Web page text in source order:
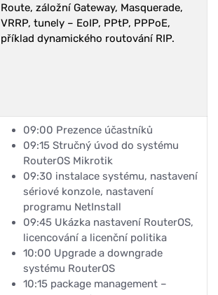
Route, záložní Gateway, Masquerade,
VRRP, tunely – EoIP, PPtP, PPPoE,
příklad dynamického routování RIP.
09:00 Prezence účastníků
09:15 Stručný úvod do systému
RouterOS Mikrotik
09:30 instalace systému, nastavení
sériové konzole, nastavení
programu NetInstall
09:45 Ukázka nastavení RouterOS,
licencování a licenční politika
10:00 Upgrade a downgrade
systému RouterOS
10:15 package management –